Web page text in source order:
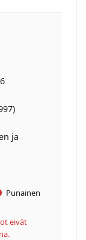
ja
Punainen
eivät